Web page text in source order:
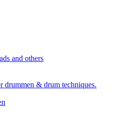
and others
drummen & drum techniques.